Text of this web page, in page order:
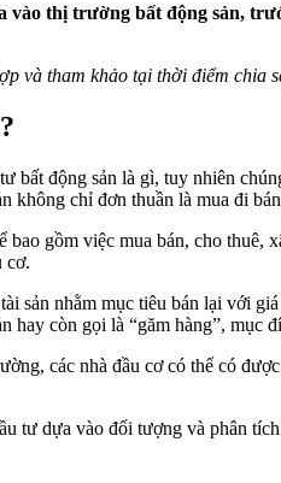
vào thị trường bất động sản,
và tham khảo tại thời điểm chia
bất động sản là gì, tuy nhiên
không chỉ đơn thuần là mua đi
bao gồm việc mua bán, cho
cơ.
sản nhằm mục tiêu bán lại với
hay còn gọi là “găm hàng”, mục
các nhà đầu cơ có thể có
tư dựa vào đối tượng và phân